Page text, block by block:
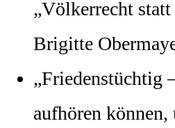
„Völkerrecht statt
Brigitte
„Friedenstüchtig
aufhören können,